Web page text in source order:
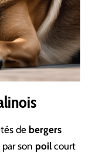
de bergers
son poil court